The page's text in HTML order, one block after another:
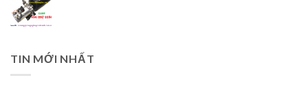
TIN MỚI NHẤT